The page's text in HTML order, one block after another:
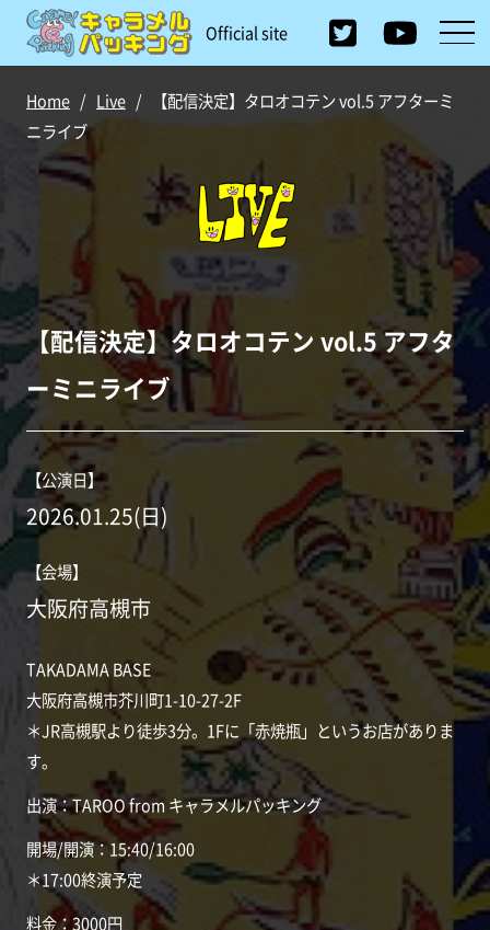
Official site
Home/ Live/
【配信決定】タロオコテン vol.5 アフターミ
ニライブ
【配信決定】タロオコテン vol.5 アフタ
ーミニライブ
【公演日】
2026.01.25(日)
【会場】
大阪府高槻市
TAKADAMA BASE
大阪府高槻市芥川町1-10-27-2F
＊JR高槻駅より徒歩3分。1Fに「赤焼瓶」というお店がありま
す。
出演：TAROO from キャラメルパッキング
開場/開演：15:40/16:00
＊17:00終演予定
料金：3000円